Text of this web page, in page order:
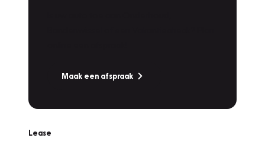
Maak een afspraak
Lease